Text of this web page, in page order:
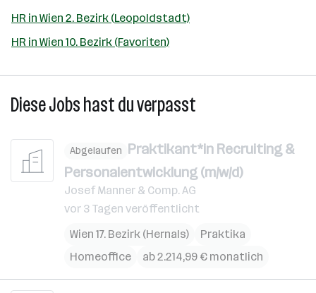
HR in Wien 2. Bezirk (Leopoldstadt)
HR in Wien 10. Bezirk (Favoriten)
Diese Jobs hast du verpasst
Abgelaufen Praktikant*in Recruiting &
Personalentwicklung (m/w/d)
Josef Manner & Comp. AG
vor 3 Tagen veröffentlicht
Wien 17. Bezirk (Hernals)
Praktika
Homeoffice
ab 2.214,99 € monatlich